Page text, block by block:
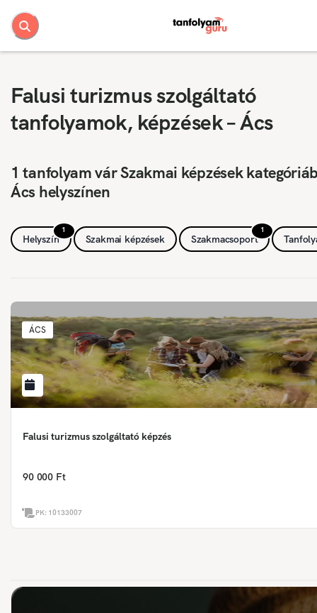
Falusi turizmus szolgáltató
tanfolyamok, képzések – Ács
1 tanfolyam vár Szakmai képzések
Ács helyszínen
1
Helyszín Szakmai képzések
1
Szakmacsoport
ÁCS
Falusi turizmus szolgáltató képzés
90 000 Ft
PK: 10133007